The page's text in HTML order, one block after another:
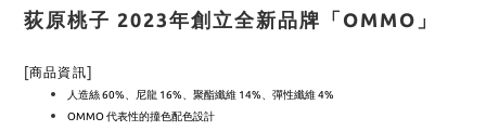
荻原桃子 2023年創立全新品牌「OMMO」
[商品資訊]
人造絲 60%、尼龍 16%、 聚酯纖維 14%、 彈性纖維 4%
OMMO 代表性的撞色配色設計